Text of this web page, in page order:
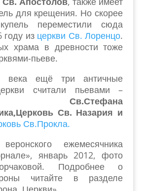
для крещения. Но скорее
переместили сюда
году из церкви Св. Лоренцо.
храма в древности тоже
пьеве.
ещё три античные
считали пьевами –
Св.Стефана
Церковь Св. Назария и
Св.Прокла.
ежемесячника
январь 2012, фото
Подробнее о
читайте в разделе